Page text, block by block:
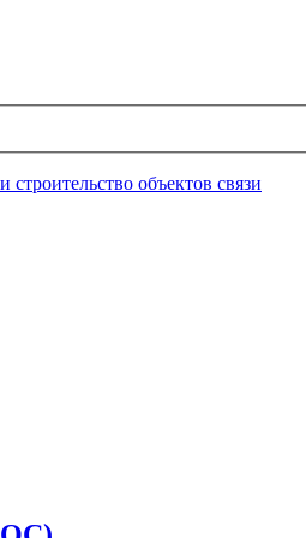
строительство объектов связи